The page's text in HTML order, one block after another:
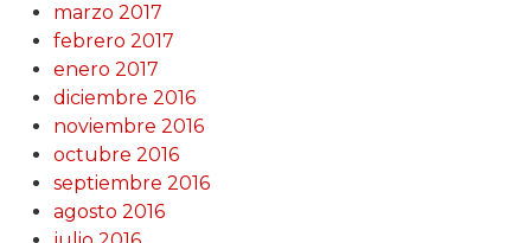
marzo 2017
febrero 2017
enero 2017
diciembre 2016
noviembre 2016
octubre 2016
septiembre 2016
agosto 2016